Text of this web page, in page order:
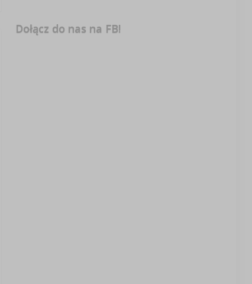
Dołącz do nas na FB!